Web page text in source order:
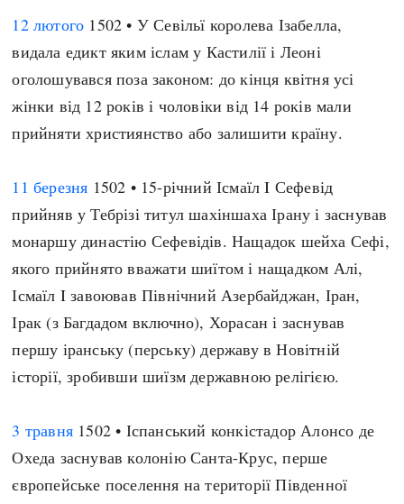
12 лютого 1502 • У Севільї королева Ізабелла,
видала едикт яким іслам у Кастилії і Леоні
оголошувався поза законом: до кінця квітня усі
жінки від 12 років і чоловіки від 14 років мали
прийняти християнство або залишити країну.
11 березня 1502 • 15-річний Ісмаїл I Сефевід
прийняв у Тебрізі титул шахіншаха Ірану і заснував
монаршу династію Сефевідів. Нащадок шейха Сефі,
якого прийнято вважати шиїтом і нащадком Алі,
Ісмаїл I завоював Північний Азербайджан, Іран,
Ірак (з Багдадом включно), Хорасан і заснував
першу іранську (перську) державу в Новітній
історії, зробивши шиїзм державною релігією.
3 травня 1502 • Іспанський конкістадор Алонсо де
Охеда заснував колонію Санта-Крус, перше
європейське поселення на території Південної